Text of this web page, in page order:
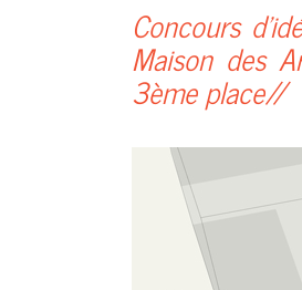
Concours
Maison des
3ème place//